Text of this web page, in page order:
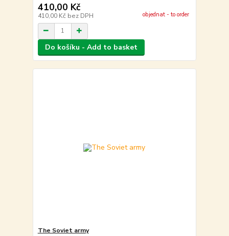
410,00 Kč
410,00 Kč bez DPH objednat - to order
Do košíku - Add to basket
The Soviet army